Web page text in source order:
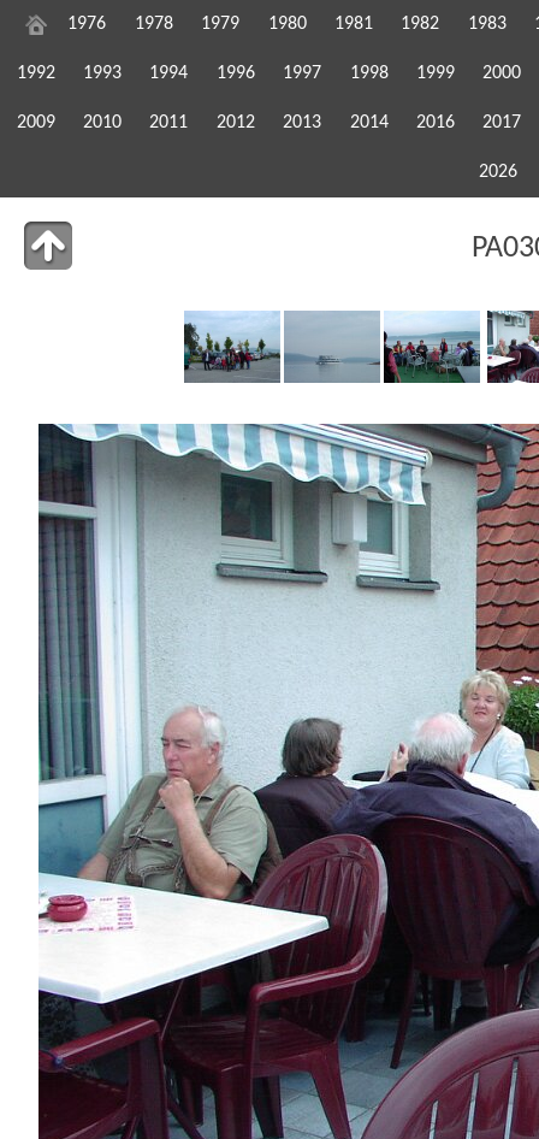
1976 1978 1979 1980 1981 1982 1983
1992 1993 1994 1996 1997 1998 1999 2000
2009 2010 2011 2012 2013 2014 2016 2017
2026